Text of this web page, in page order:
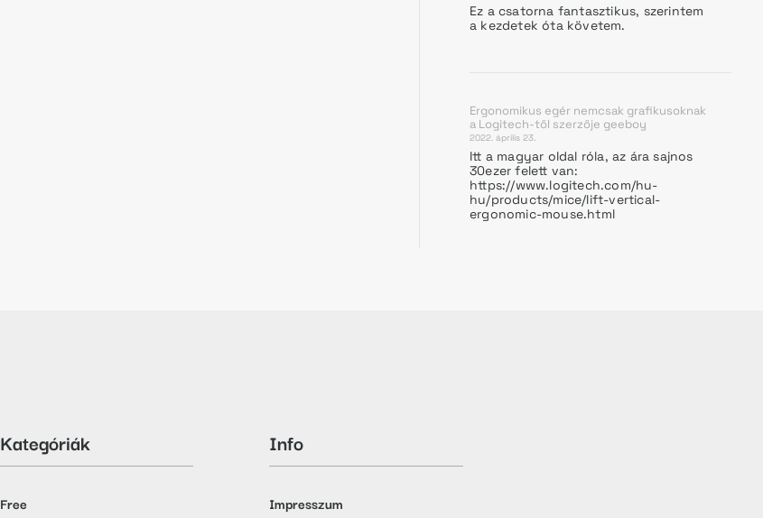
Ez a csatorna fantasztikus, szerintem
a kezdetek óta követem.
Ergonomikus egér nemcsak grafikusoknak
a Logitech-től szerzője geeboy
2022. április 23.
Itt a magyar oldal róla, az ára sajnos
30ezer felett van:
https://www.logitech.com/hu-
hu/products/mice/lift-vertical-
ergonomic-mouse.html
Kategóriák
Free
Info
Impresszum